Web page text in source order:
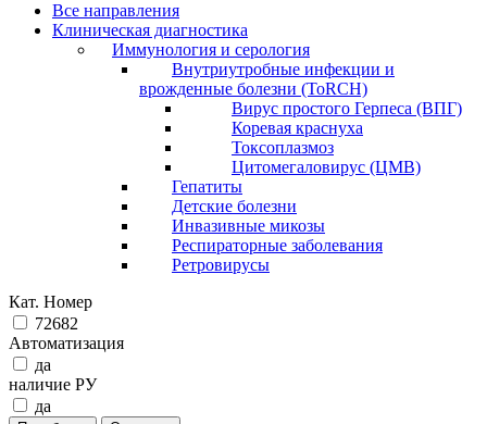
Все направления
Клиническая диагностика
Иммунология и серология
Внутриутробные инфекции и
врожденные болезни (ToRCH)
Вирус простого Герпеса (ВПГ)
Коревая краснуха
Токсоплазмоз
Цитомегаловирус (ЦМВ)
Гепатиты
Детские болезни
Инвазивные микозы
Респираторные заболевания
Ретровирусы
Кат. Номер
72682
Автоматизация
да
наличие РУ
да